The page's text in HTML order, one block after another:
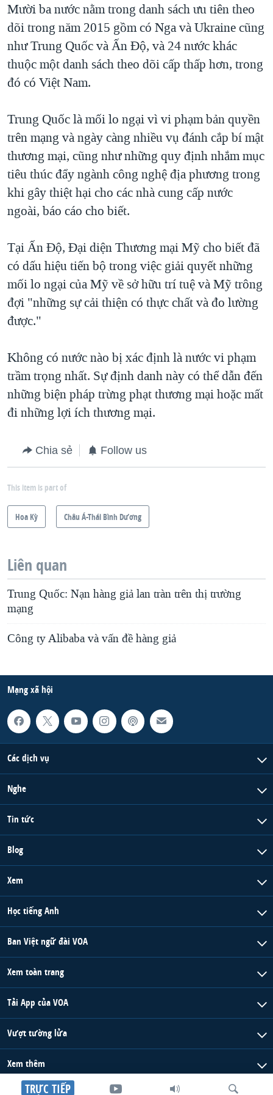
QUAN HỆ VIỆT MỸ
TRỰC TIẾP
Mười ba nước nằm trong danh sách ưu tiên theo
dõi trong năm 2015 gồm có Nga và Ukraine cũng
như Trung Quốc và Ấn Độ, và 24 nước khác
thuộc một danh sách theo dõi cấp thấp hơn, trong
đó có Việt Nam.
Trung Quốc là mối lo ngại vì vi phạm bản quyền
trên mạng và ngày càng nhiều vụ đánh cắp bí mật
thương mại, cũng như những quy định nhắm mục
tiêu thúc đẩy ngành công nghệ địa phương trong
khi gây thiệt hại cho các nhà cung cấp nước
ngoài, báo cáo cho biết.
Tại Ấn Độ, Đại diện Thương mại Mỹ cho biết đã
có dấu hiệu tiến bộ trong việc giải quyết những
mối lo ngại của Mỹ về sở hữu trí tuệ và Mỹ trông
đợi "những sự cải thiện có thực chất và đo lường
được."
Không có nước nào bị xác định là nước vi phạm
trầm trọng nhất. Sự định danh này có thể dẫn đến
những biện pháp trừng phạt thương mại hoặc mất
đi những lợi ích thương mại.
Chia sẻ Follow us
This item is part of
Hoa Kỳ Châu Á-Thái Bình Dương
Liên quan
Trung Quốc: Nạn hàng giả lan tràn trên thị trường
mạng
Công ty Alibaba và vấn đề hàng giả
Mạng xã hội
Các dịch vụ
Nghe
Tin tức
Blog
Xem
Học tiếng Anh
Ban Việt ngữ đài VOA
Xem toàn trang
Tải App của VOA
Vượt tường lửa
Xem thêm